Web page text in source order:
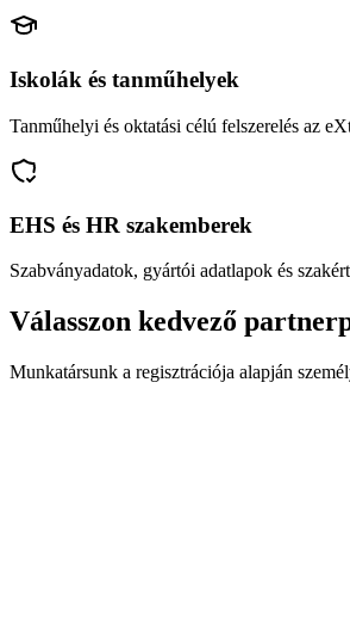
Iskolák és tanműhelyek
Tanműhelyi és oktatási célú felszerelés az
EHS és HR szakemberek
Szabványadatok, gyártói adatlapok és
Válasszon kedvező
Munkatársunk a regisztrációja alapján